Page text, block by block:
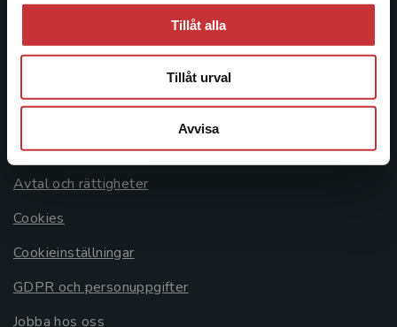
Tillåt alla
Tillåt urval
Avvisa
Systemkrav
Allmänna länkar
Om oss
Avtal och rättigheter
Cookies
Cookieinställningar
GDPR och personuppgifter
Jobba hos oss